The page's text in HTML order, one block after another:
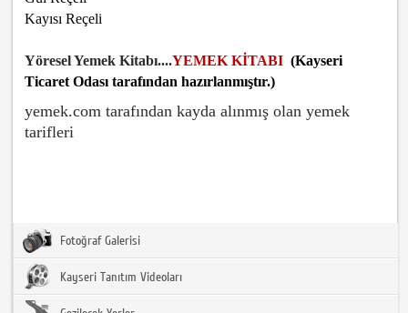
Kayısı Reçeli
Yöresel Yemek Kitabı....YEMEK KİTABI (Kayseri
Ticaret Odası tarafından hazırlanmıştır.)
yemek.com tarafından kayda alınmış olan yemek
tarifleri
Fotoğraf Galerisi
Kayseri Tanıtım Videoları